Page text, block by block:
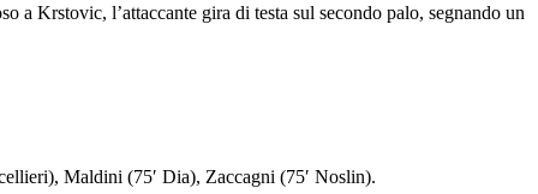
Krstovic, l’attaccante gira di testa sul secondo palo, segnando un
Maldini (75′ Dia), Zaccagni (75′ Noslin).